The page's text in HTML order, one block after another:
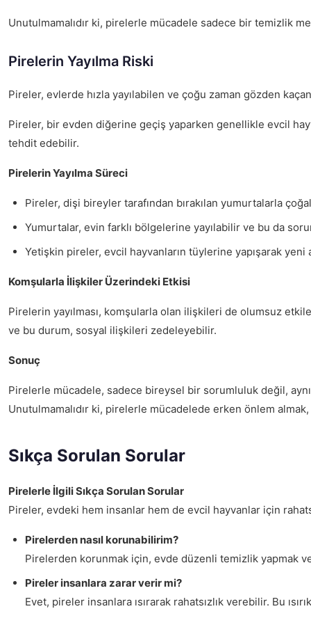
Unutulmamalıdır ki, pirelerle mücadele sadece bir temizlik
Pirelerin Yayılma Riski
Pireler, evlerde hızla yayılabilen ve çoğu zaman gözden
Pireler, bir evden diğerine geçiş yaparken genellikle evcil
tehdit edebilir.
Pirelerin Yayılma Süreci
Pireler, dişi bireyler tarafından bırakılan yumurtalarla
Yumurtalar, evin farklı bölgelerine yayılabilir ve bu da
Yetişkin pireler, evcil hayvanların tüylerine yapışarak yeni
Komşularla İlişkiler Üzerindeki Etkisi
Pirelerin yayılması, komşularla olan ilişkileri de olumsuz
ve bu durum, sosyal ilişkileri zedeleyebilir.
Sonuç
Pirelerle mücadele, sadece bireysel bir sorumluluk değil,
Unutulmamalıdır ki, pirelerle mücadelede erken önlem
Sıkça Sorulan Sorular
Pirelerle İlgili Sıkça Sorulan Sorular
Pireler, evdeki hem insanlar hem de evcil hayvanlar için
Pirelerden nasıl korunabilirim?
Pirelerden korunmak için, evde düzenli temizlik yapmak
Pireler insanlara zarar verir mi?
Evet, pireler insanlara ısırarak rahatsızlık verebilir. Bu